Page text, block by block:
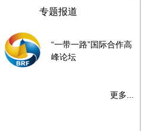
专题报道
“一带一路”国际合作高
峰论坛
更多...